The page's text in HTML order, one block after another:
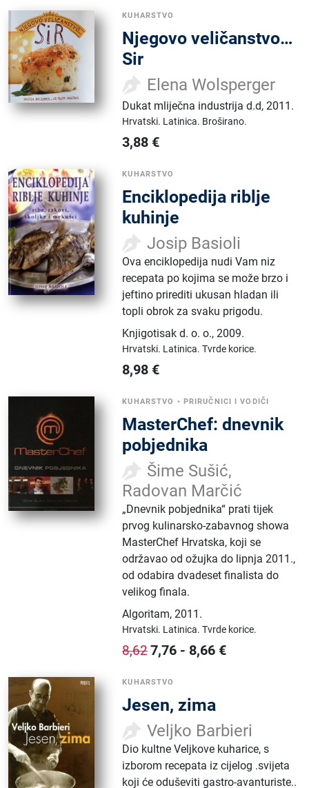
KUHARSTVO
Njegovo veličanstvo…
Sir
Elena Wolsperger
Dukat mliječna industrija d.d,2011.
Hrvatski. Latinica. Broširano.
3,88 €
KUHARSTVO
Enciklopedija riblje
kuhinje
Josip Basioli
Ova enciklopedija nudi Vam niz
recepata po kojima se može brzo i
jeftino prirediti ukusan hladan ili
topli obrok za svaku prigodu.
Knjigotisak d. o. o.,2009.
Hrvatski. Latinica.Tvrde korice.
8,98 €
KUHARSTVO • PRIRUČNICI I VODIČI
MasterChef: dnevnik
pobjednika
Šime Sušić,
Radovan Marčić
„Dnevnik pobjednika“ prati tijek
prvog kulinarsko-zabavnog showa
MasterChef Hrvatska, koji se
održavao od ožujka do lipnja 2011.,
od odabira dvadeset finalista do
velikog finala.
Algoritam,2011.
Hrvatski. Latinica.Tvrde korice.
8,627,76 - 8,66 €
KUHARSTVO
Jesen, zima
Veljko Barbieri
Dio kultne Veljkove kuharice, s
izborom recepata iz cijelog .svijeta
koji će oduševiti gastro-avanturiste..